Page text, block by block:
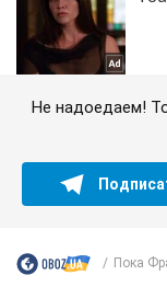
Не надоедаем!
Пока